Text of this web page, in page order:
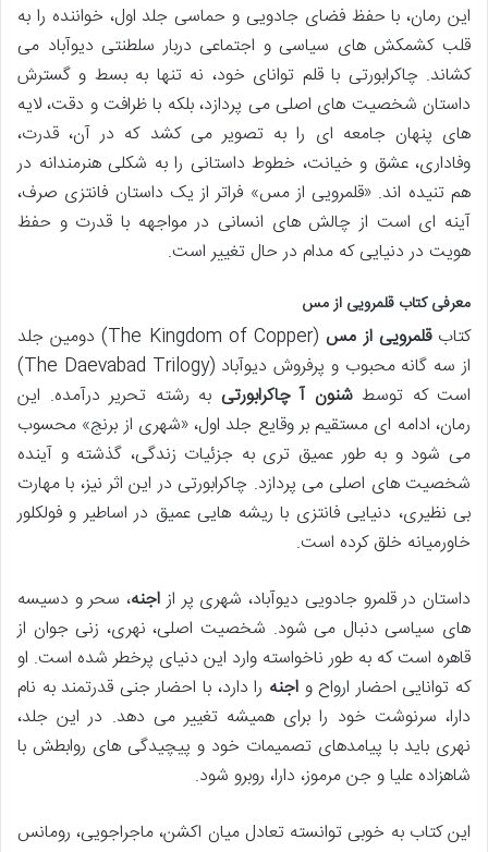
این رمان، با حفظ فضای جادویی و حماسی جلد اول، خواننده را به
قلب کشمکش های سیاسی و اجتماعی دربار سلطنتی دیوآباد می
کشاند. چاکرابورتی با قلم توانای خود، نه تنها به بسط و گسترش
داستان شخصیت های اصلی می پردازد، بلکه با ظرافت و دقت، لایه
های پنهان جامعه ای را به تصویر می کشد که در آن، قدرت،
وفاداری، عشق و خیانت، خطوط داستانی را به شکلی هنرمندانه در
هم تنیده اند. «قلمرویی از مس» فراتر از یک داستان فانتزی صرف،
آینه ای است از چالش های انسانی در مواجهه با قدرت و حفظ
هویت در دنیایی که مدام در حال تغییر است.
معرفی کتاب قلمرویی از مس
کتابقلمرویی از مس
(The Kingdom of Copper) دومین جلد
از سه گانه محبوب و پرفروش دیوآباد (The Daevabad Trilogy)
است که توسطشنون آ چاکرابورتی به رشته تحریر درآمده. این
رمان، ادامه ای مستقیم بر وقایع جلد اول، «شهری از برنج» محسوب
می شود و به طور عمیق تری به جزئیات زندگی، گذشته و آینده
شخصیت های اصلی می پردازد. چاکرابورتی در این اثر نیز، با مهارت
بی نظیری، دنیایی فانتزی با ریشه هایی عمیق در اساطیر و فولکلور
خاورمیانه خلق کرده است.
داستان در قلمرو جادویی دیوآباد، شهری پر ازاجنه، سحر و دسیسه
های سیاسی دنبال می شود. شخصیت اصلی، نهری، زنی جوان از
قاهره است که به طور ناخواسته وارد این دنیای پرخطر شده است. او
که توانایی احضار ارواح واجنه را دارد، با احضار جنی قدرتمند به نام
دارا، سرنوشت خود را برای همیشه تغییر می دهد. در این جلد،
نهری باید با پیامدهای تصمیمات خود و پیچیدگی های روابطش با
شاهزاده علیا و جن مرموز، دارا، روبرو شود.
این کتاب به خوبی توانسته تعادل میان اکشن، ماجراجویی، رومانس